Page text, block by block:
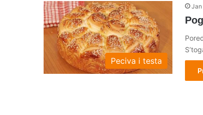
Peciva i testa
Jan